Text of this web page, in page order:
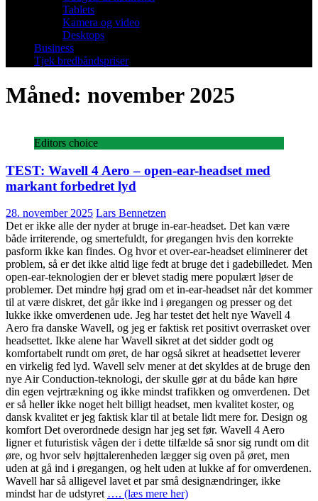
Tablets
Kamera og video
Desktops
Business
Tjek bredbåndspriser
Måned: november 2025
Editors choice
TEST: Wavell 4 Aero – open-ear-headset med
markant forbedret lyd
28. november 2025 Lars Bennetzen
Det er ikke alle der nyder at bruge in-ear-headset. Det kan være
både irriterende, og smertefuldt, for øregangen hvis den korrekte
pasform ikke kan findes. Og hvor et over-ear-headset eliminerer det
problem, så er det ikke altid lige fedt at bruge det i gadebilledet. Men
open-ear-teknologien der er blevet stadig mere populært løser de
problemer. Det mindre høj grad om et in-ear-headset når det kommer
til at være diskret, det går ikke ind i øregangen og presser og det
lukke ikke omverdenen ude. Jeg har testet det helt nye Wavell 4
Aero fra danske Wavell, og jeg er faktisk ret positivt overrasket over
headsettet. Ikke alene har Wavell sikret at det sidder godt og
komfortabelt rundt om øret, de har også sikret at headsettet leverer
en virkelig fed lyd. Wavell selv mener at det skyldes at de bruge den
nye Air Conduction-teknologi, der skulle gør at du både kan høre
din egen vejrtrækning og ikke mindst trafikken og omverdenen. Det
er så heller ikke noget helt billigt headset, men kvalitet koster, og
dansk kvalitet er jeg faktisk klar til at betale lidt mere for. Design og
komfort Det overordnede design har jeg set før. Wavell 4 Aero
ligner et futuristisk vågen der i dette tilfælde så snor sig rundt om dit
øre, og hvor selv højttalerenheden lægger sig oven på øret, men
uden at gå ind i øregangen, og helt uden at lukke af for omverdenen.
Wavell har så alligevel lavet et par små designændringer, ikke
mindst har de udstyret …. (læs mere her)